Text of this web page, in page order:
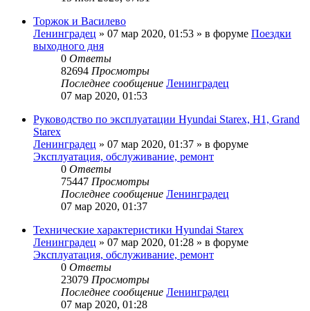
Торжок и Василево
Ленинградец » 07 мар 2020, 01:53 » в форуме Поездки
выходного дня
0 Ответы
82694 Просмотры
Последнее сообщение Ленинградец
07 мар 2020, 01:53
Руководство по эксплуатации Hyundai Starex, H1, Grand
Starex
Ленинградец » 07 мар 2020, 01:37 » в форуме
Эксплуатация, обслуживание, ремонт
0 Ответы
75447 Просмотры
Последнее сообщение Ленинградец
07 мар 2020, 01:37
Технические характеристики Hyundai Starex
Ленинградец » 07 мар 2020, 01:28 » в форуме
Эксплуатация, обслуживание, ремонт
0 Ответы
23079 Просмотры
Последнее сообщение Ленинградец
07 мар 2020, 01:28